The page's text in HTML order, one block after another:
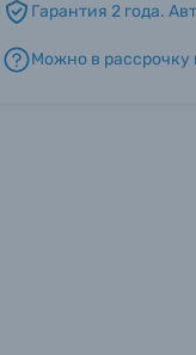
Гарантия 2 года.
Можно в рассрочку